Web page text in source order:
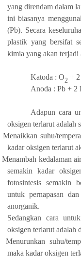
yang direndam dalam
ini biasanya
(Pb). Secara
plastik yang bersifat
kimia yang akan terjadi
Katoda : O2 +
Anoda : Pb + 2
Adapun cara
oksigen terlarut adalah
Menaikkan suhu/
kadar oksigen terlarut
Menambah kedalaman
semakin kadar
fotosintesis semakin
untuk pernapasan
anorganik.
Sedangkan cara
oksigen terlarut adalah
Menurunkan suhu/
maka kadar oksigen